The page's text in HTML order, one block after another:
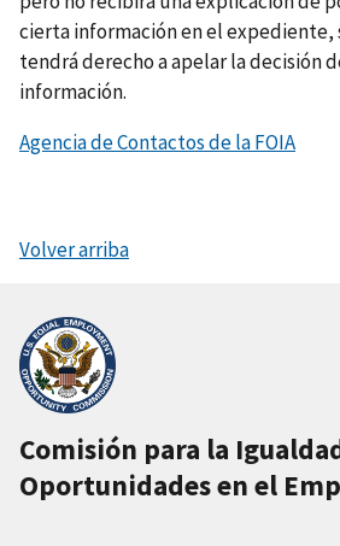
cierta información en el expediente,
tendrá derecho a apelar la decisión
información.
Agencia de Contactos de la FOIA
Volver arriba
Comisión para la
Oportunidades en el